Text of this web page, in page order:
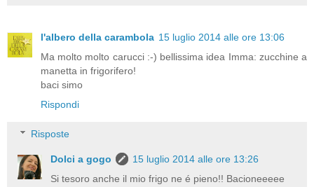
l'albero della carambola 15 luglio 2014 alle ore 13:06
Ma molto molto carucci :-) bellissima idea Imma: zucchine a
manetta in frigorifero!
baci simo
Rispondi
Risposte
Dolci a gogo
15 luglio 2014 alle ore 13:26
Si tesoro anche il mio frigo ne é pieno!! Bacioneeeee